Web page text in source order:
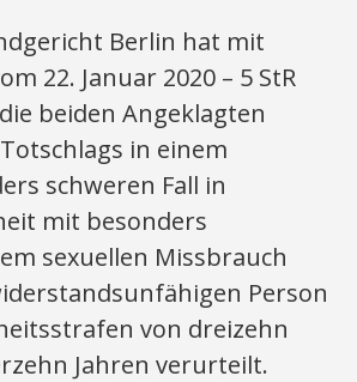
Berlin hat mit
22. Januar 2020 – 5 StR
beiden Angeklagten
in einem
schweren Fall in
mit besonders
sexuellen Missbrauch
Person
von dreizehn
Jahren verurteilt.